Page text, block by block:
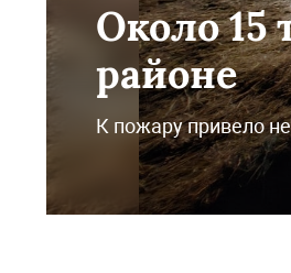
Около 15
районе
К пожару привело